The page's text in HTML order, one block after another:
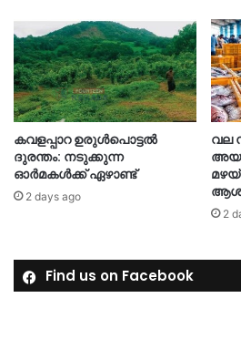
കവളപ്പാറ ഉരുൾപൊട്ടൽ
ദുരന്തം: നടുക്കുന്ന
ഓർമകൾക്ക് ഏഴാണ്ട്
2 days ago
വല
2
Find us on Facebook